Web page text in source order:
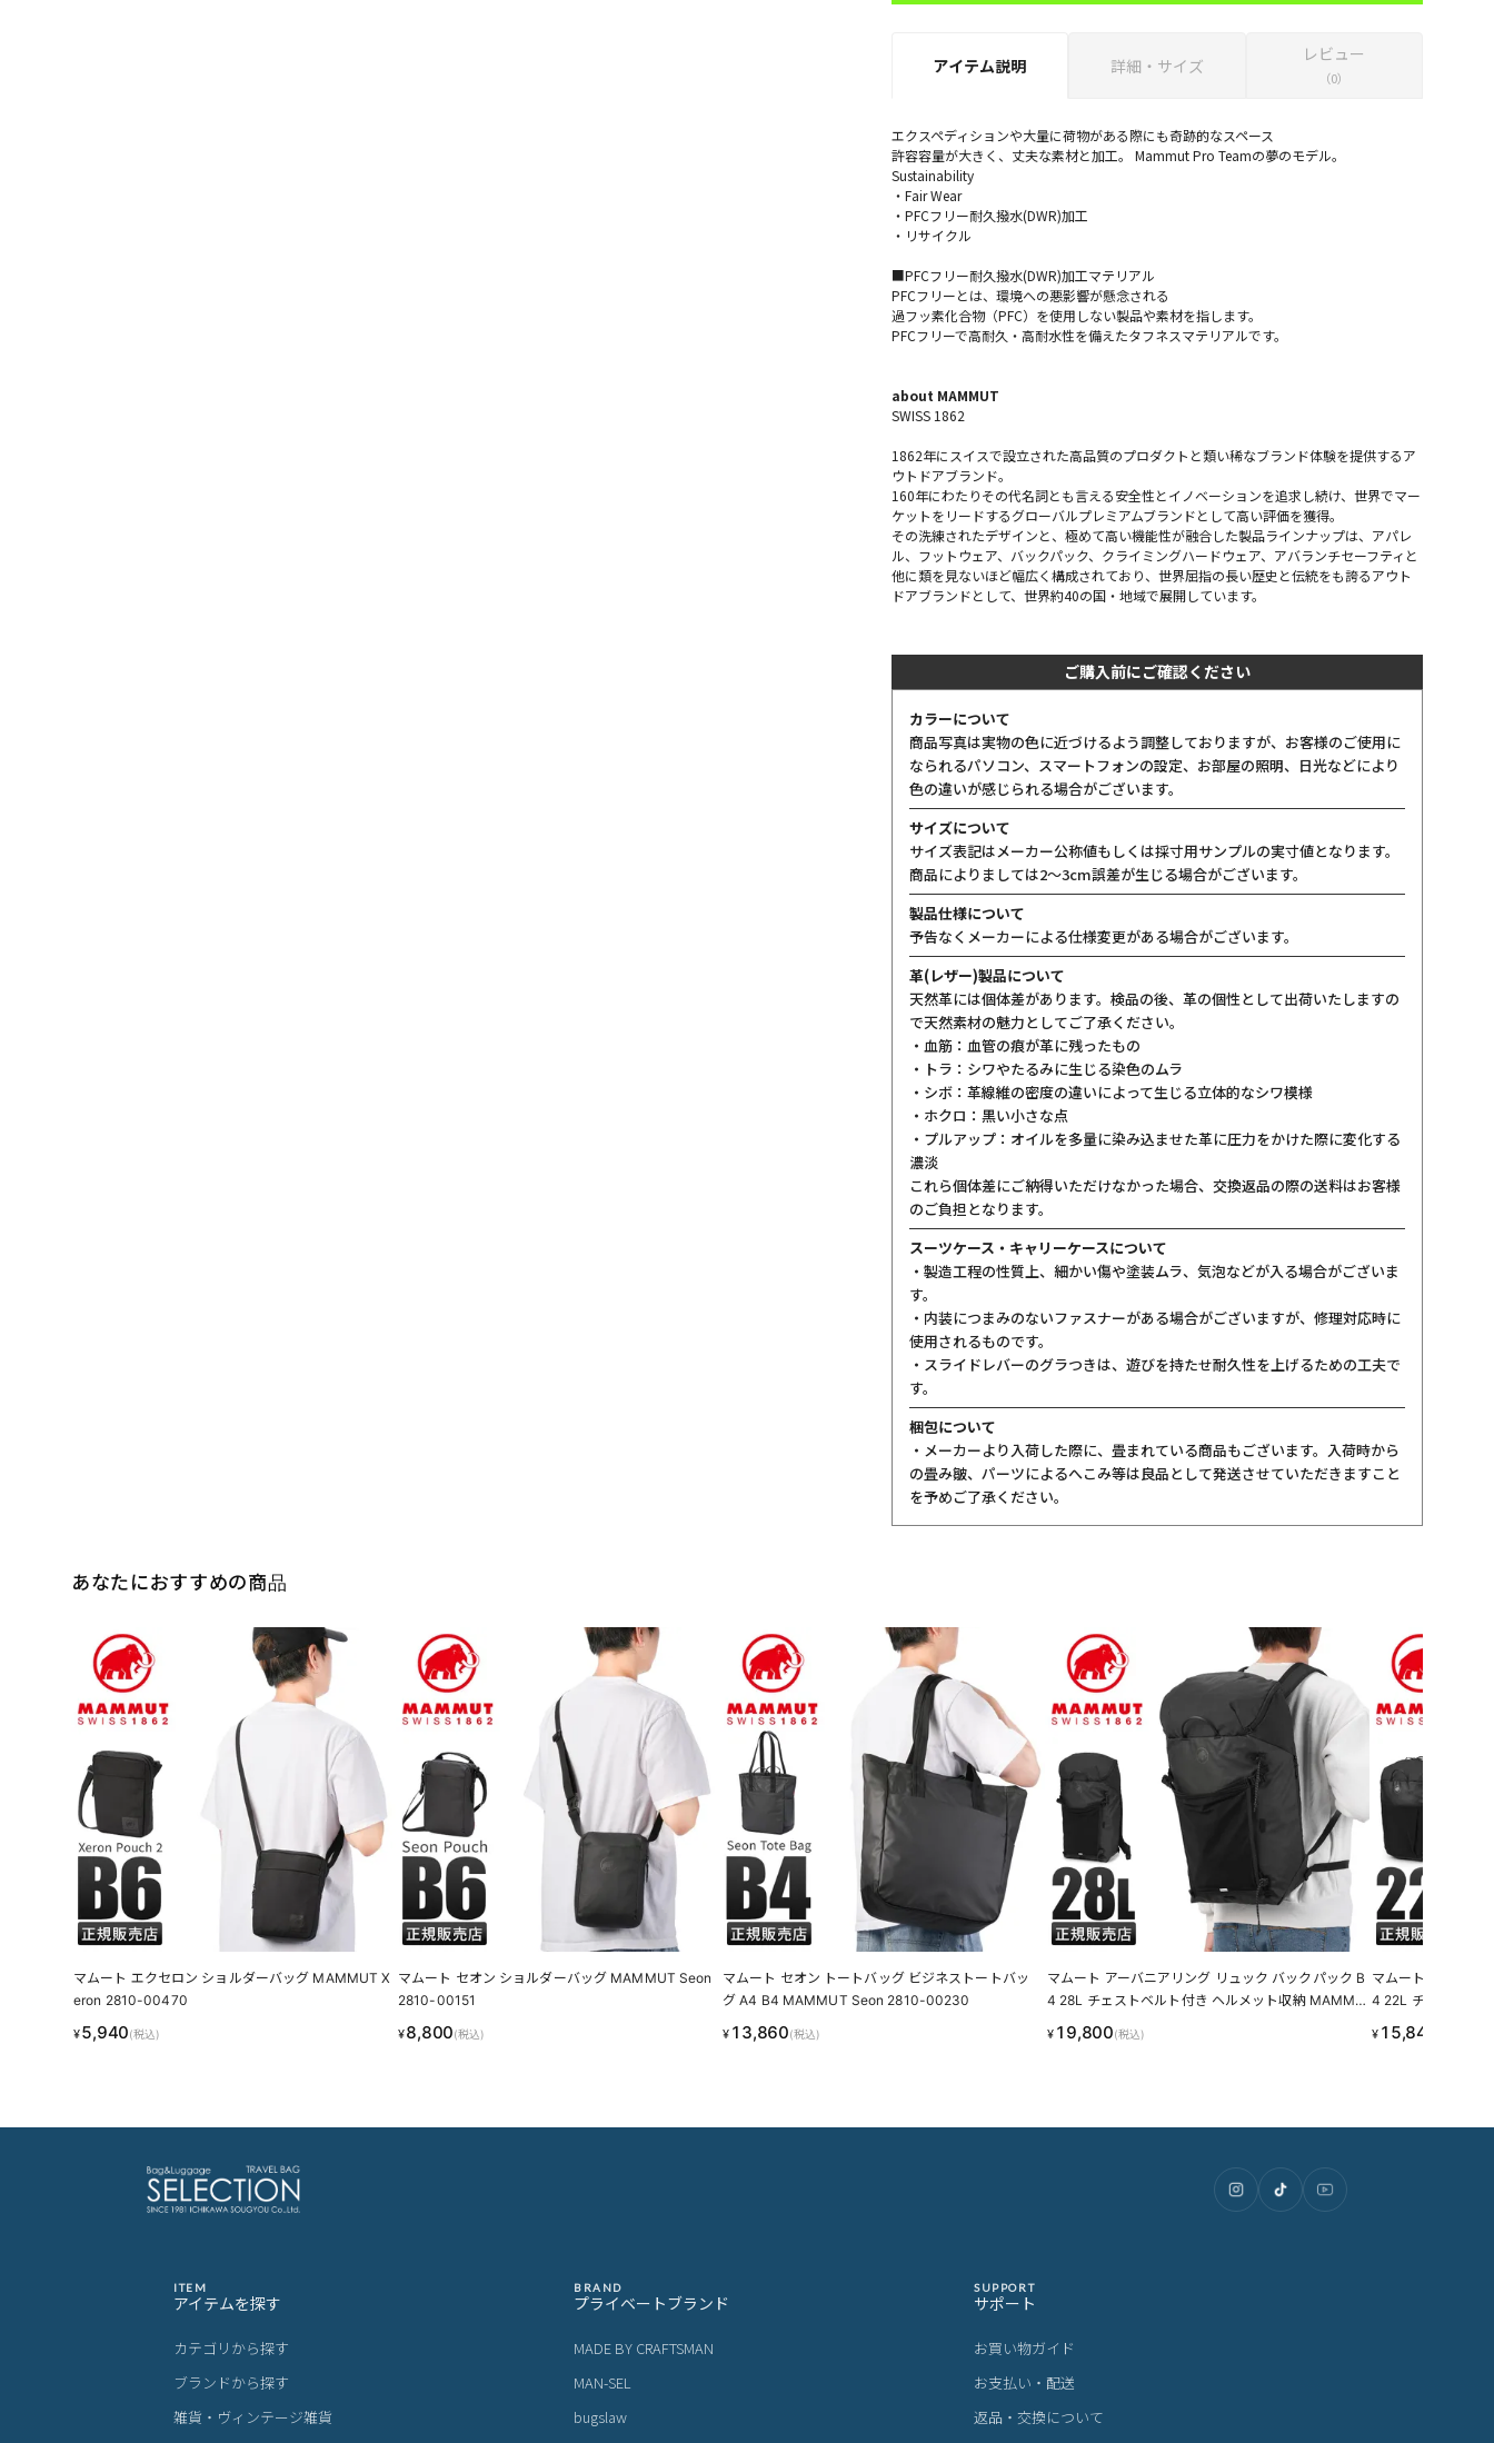
アイテム説明 詳細・サイズ
レビュー
（0）
エクスペディションや大量に荷物がある際にも奇跡的なスペース
許容容量が大きく、丈夫な素材と加工。 Mammut Pro Teamの夢のモデル。
Sustainability
・Fair Wear
・PFCフリー耐久撥水(DWR)加工
・リサイクル
■PFCフリー耐久撥水(DWR)加工マテリアル
PFCフリーとは、環境への悪影響が懸念される
過フッ素化合物（PFC）を使用しない製品や素材を指します。
PFCフリーで高耐久・高耐水性を備えたタフネスマテリアルです。
about MAMMUT
SWISS 1862
1862年にスイスで設立された高品質のプロダクトと類い稀なブランド体験を提供するア
ウトドアブランド。
160年にわたりその代名詞とも言える安全性とイノベーションを追求し続け、世界でマー
ケットをリードするグローバルプレミアムブランドとして高い評価を獲得。
その洗練されたデザインと、極めて高い機能性が融合した製品ラインナップは、アパレ
ル、フットウェア、バックパック、クライミングハードウェア、アバランチセーフティと
他に類を見ないほど幅広く構成されており、世界屈指の長い歴史と伝統をも誇るアウト
ドアブランドとして、世界約40の国・地域で展開しています。
ご購入前にご確認ください
カラーについて
商品写真は実物の色に近づけるよう調整しておりますが、お客様のご使用に
なられるパソコン、スマートフォンの設定、お部屋の照明、日光などにより
色の違いが感じられる場合がございます。
サイズについて
サイズ表記はメーカー公称値もしくは採寸用サンプルの実寸値となります。
商品によりましては2〜3cm誤差が生じる場合がございます。
製品仕様について
予告なくメーカーによる仕様変更がある場合がございます。
革(レザー)製品について
天然革には個体差があります。検品の後、革の個性として出荷いたしますの
で天然素材の魅力としてご了承ください。
・血筋：血管の痕が革に残ったもの
・トラ：シワやたるみに生じる染色のムラ
・シボ：革線維の密度の違いによって生じる立体的なシワ模様
・ホクロ：黒い小さな点
・プルアップ：オイルを多量に染み込ませた革に圧力をかけた際に変化する
濃淡
これら個体差にご納得いただけなかった場合、交換返品の際の送料はお客様
のご負担となります。
スーツケース・キャリーケースについて
・製造工程の性質上、細かい傷や塗装ムラ、気泡などが入る場合がございま
す。
・内装につまみのないファスナーがある場合がございますが、修理対応時に
使用されるものです。
・スライドレバーのグラつきは、遊びを持たせ耐久性を上げるための工夫で
す。
梱包について
・メーカーより入荷した際に、畳まれている商品もございます。入荷時から
の畳み皺、パーツによるへこみ等は良品として発送させていただきますこと
を予めご了承ください。
あなたにおすすめの商品
マムート エクセロン ショルダーバッグ MAMMUT X
eron 2810-00470
¥5,940(税込)
マムート セオン ショルダーバッグ MAMMUT Seon
2810-00151
¥8,800(税込)
マムート セオン トートバッグ ビジネストートバッ
グ A4 B4 MAMMUT Seon 2810-00230
¥ 13,860(税込)
マムート アーバニアリング リュック バックパック B
4 28L チェストベルト付き ヘルメット収納 MAMMU
T Urbaneering Alto28 2570-00290
¥ 19,800(税込)
マムート アーバニ
4 22L チェストベ
T Urbaneering
¥ 15,840
ITEM
アイテムを探す
カテゴリから探す
ブランドから探す
雑貨・ヴィンテージ雑貨
BRAND
プライベートブランド
MADE BY CRAFTSMAN
MAN-SEL
bugslaw
SUPPORT
サポート
お買い物ガイド
お支払い・配送
返品・交換について